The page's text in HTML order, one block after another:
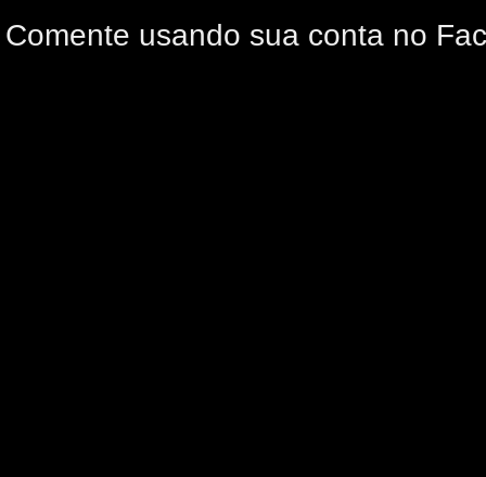
Comente usando sua conta no